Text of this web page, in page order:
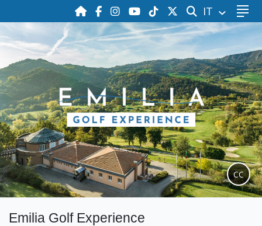
CERCA
IT
CC
Emilia Golf Experience